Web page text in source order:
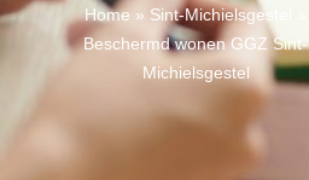
Home » Sint-Michielsgestel
Beschermd wonen GGZ Sint-
Michielsgestel